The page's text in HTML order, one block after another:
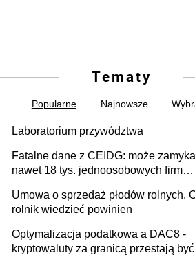
Tematy
Popularne Najnowsze
Laboratorium przywództwa
Fatalne dane z CEIDG: może
nawet 18 tys. jednoosobowych firm
Umowa o sprzedaż płodów rolnych.
rolnik wiedzieć powinien
Optymalizacja podatkowa a DAC8 -
kryptowaluty za granicą przestają być